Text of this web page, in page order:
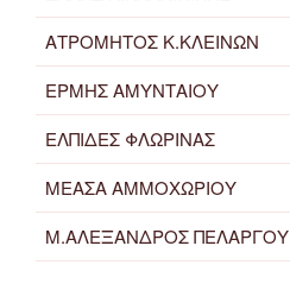
ΑΤΡΟΜΗΤΟΣ Κ.ΚΛΕΙΝΩΝ
ΕΡΜΗΣ ΑΜΥΝΤΑΙΟΥ
ΕΛΠΙΔΕΣ ΦΛΩΡΙΝΑΣ
ΜΕΑΣΑ ΑΜΜΟΧΩΡΙΟΥ
Μ.ΑΛΕΞΑΝΔΡΟΣ ΠΕΛΑΡΓΟΥ